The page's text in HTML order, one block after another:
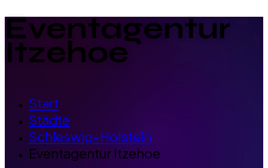
Eventagentur
Itzehoe
Start
Städte
Schleswig-Holstein
Eventagentur Itzehoe